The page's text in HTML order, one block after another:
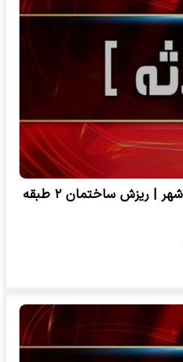
جزئیات حادثه مرگبار در نسیم شهر | ریزش ساختمان ۲ طبقه